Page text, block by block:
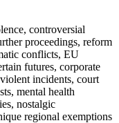
controversial
proceedings, reform
conflicts, EU
futures, corporate
incidents, court
mental health
nostalgic
regional exemptions